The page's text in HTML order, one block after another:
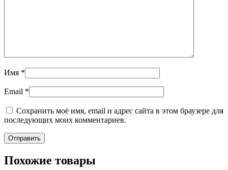
Имя *
Email *
Сохранить моё имя, email и адрес сайта в этом браузере для
последующих моих комментариев.
Похожие товары